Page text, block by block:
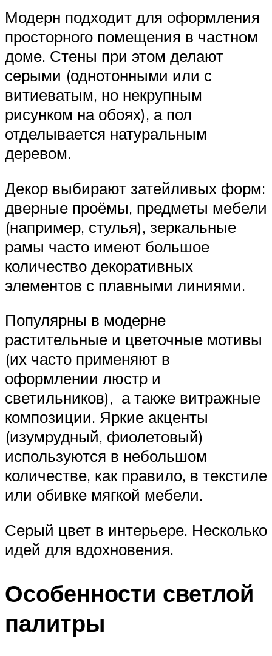
Модерн подходит для оформления
просторного помещения в частном
доме. Стены при этом делают
серыми (однотонными или с
витиеватым, но некрупным
рисунком на обоях), а пол
отделывается натуральным
деревом.
Декор выбирают затейливых форм:
дверные проёмы, предметы мебели
(например, стулья), зеркальные
рамы часто имеют большое
количество декоративных
элементов с плавными линиями.
Популярны в модерне
растительные и цветочные мотивы
(их часто применяют в
оформлении люстр и
светильников), а также витражные
композиции. Яркие акценты
(изумрудный, фиолетовый)
используются в небольшом
количестве, как правило, в текстиле
или обивке мягкой мебели.
Серый цвет в интерьере. Несколько
идей для вдохновения.
Особенности светлой
палитры